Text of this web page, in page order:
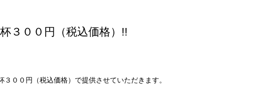
３００円（税込価格）!!
００円（税込価格）で提供させていただきます。